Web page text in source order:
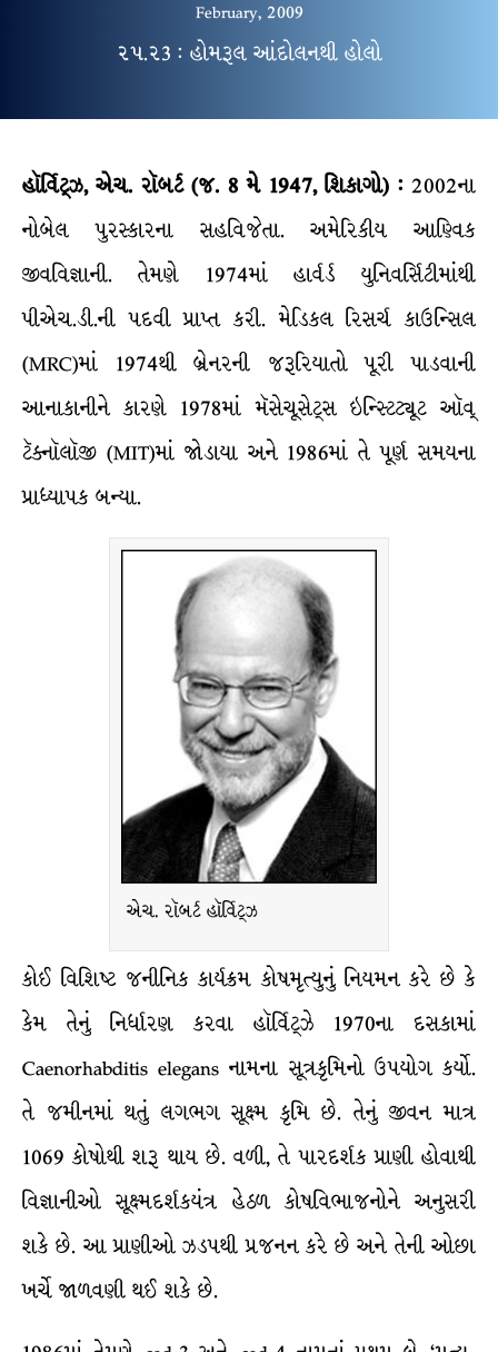
February, 2009
૨૫.૨3 : હોમરૂલ આંદોલનથી હોલો
હૉર્વિટ્ઝ, એચ. રૉબર્ટ (જ. 8 મે 1947, શિકાગો) : 2002ના
નોબેલ પુરસ્કારના સહવિજેતા. અમેરિકીય આણ્વિક
જીવવિજ્ઞાની. તેમણે 1974માં હાર્વર્ડ યુનિવર્સિટીમાંથી
પીએચ.ડી.ની પદવી પ્રાપ્ત કરી. મેડિકલ રિસર્ચ કાઉન્સિલ
(MRC)માં 1974થી બ્રેનરની જરૂરિયાતો પૂરી પાડવાની
આનાકાનીને કારણે 1978માં મૅસેચૂસેટ્સ ઇન્સ્ટિટ્યૂટ ઑવ્
ટૅક્નૉલૉજી (MIT)માં જોડાયા અને 1986માં તે પૂર્ણ સમયના
પ્રાધ્યાપક બન્યા.
એચ. રૉબર્ટ હૉર્વિટ્ઝ
કોઈ વિશિષ્ટ જનીનિક કાર્યક્રમ કોષમૃત્યુનું નિયમન કરે છે કે
કેમ તેનું નિર્ધારણ કરવા હૉર્વિટ્ઝે 1970ના દસકામાં
Caenorhabditis elegans નામના સૂત્રકૃમિનો ઉપયોગ કર્યો.
તે જમીનમાં થતું લગભગ સૂક્ષ્મ કૃમિ છે. તેનું જીવન માત્ર
1069 કોષોથી શરૂ થાય છે. વળી, તે પારદર્શક પ્રાણી હોવાથી
વિજ્ઞાનીઓ સૂક્ષ્મદર્શકયંત્ર હેઠળ કોષવિભાજનોને અનુસરી
શકે છે. આ પ્રાણીઓ ઝડપથી પ્રજનન કરે છે અને તેની ઓછા
ખર્ચે જાળવણી થઈ શકે છે.